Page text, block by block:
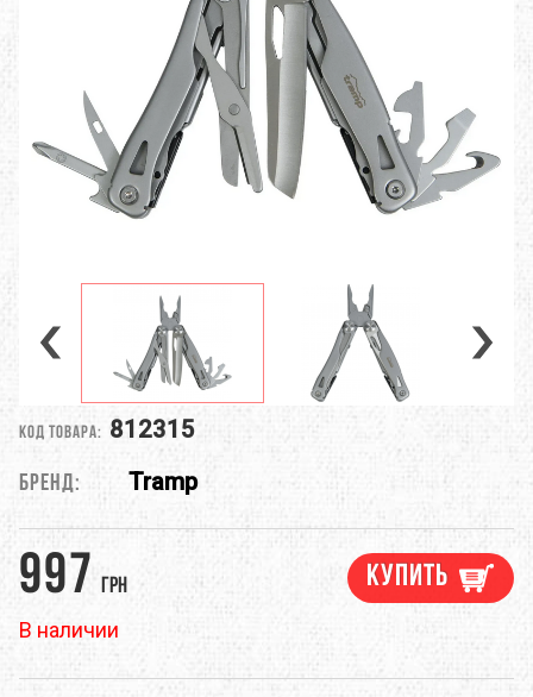
Код товара: 812315
Бренд: Tramp
997 грн
В наличии
Купить